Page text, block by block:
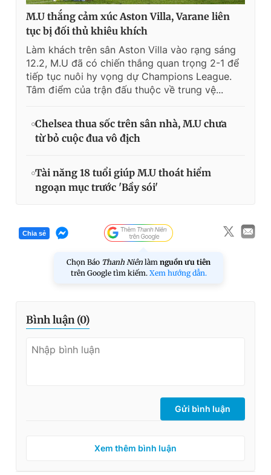
M.U thắng cảm xúc Aston Villa, Varane liên
tục bị đối thủ khiêu khích
Làm khách trên sân Aston Villa vào rạng sáng
12.2, M.U đã có chiến thắng quan trọng 2-1 để
tiếp tục nuôi hy vọng dự Champions League.
Tâm điểm của trận đấu thuộc về trung vệ...
Chelsea thua sốc trên sân nhà, M.U chưa
từ bỏ cuộc đua vô địch
Tài năng 18 tuổi giúp M.U thoát hiểm
ngoạn mục trước 'Bầy sói'
Chia sẻ
Chọn Báo Thanh Niên làm nguồn ưu tiên
trên Google tìm kiếm. Xem hướng dẫn.
Bình luận (0)
Gửi bình luận
Xem thêm bình luận